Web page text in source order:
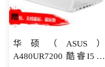
华硕（ASUS）
A480UR7200 酷睿I5超